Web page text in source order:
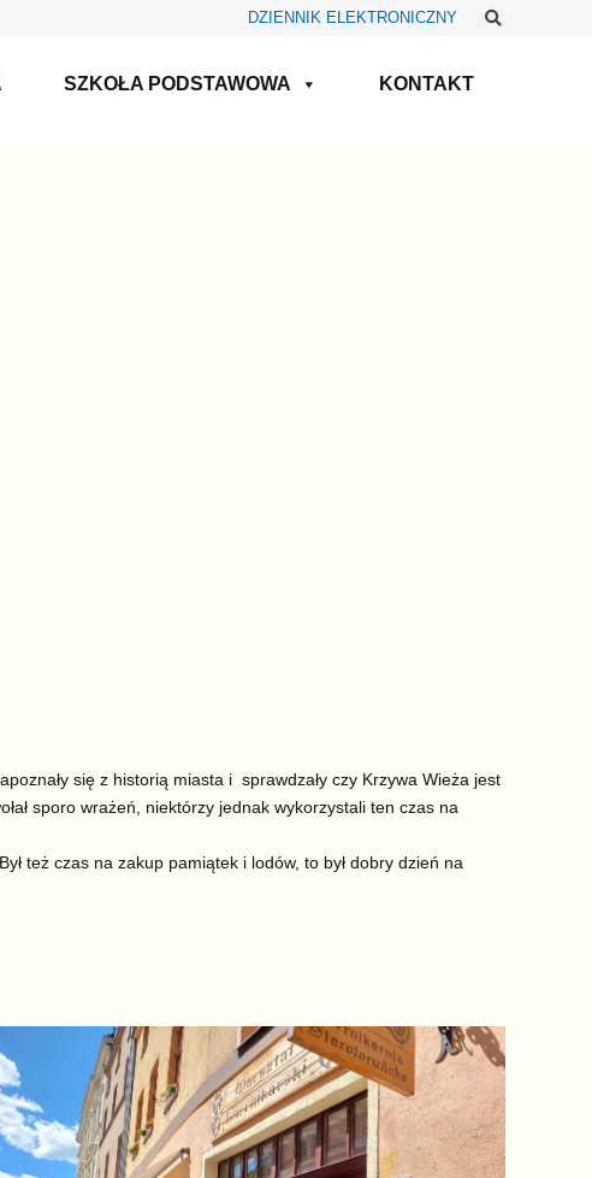
DZIENNIK ELEKTRONICZNY
SZKOŁA PODSTAWOWA KONTAKT
się z historią miasta i sprawdzały czy Krzywa Wieża jest
sporo wrażeń, niektórzy jednak wykorzystali ten czas na
też czas na zakup pamiątek i lodów, to był dobry dzień na